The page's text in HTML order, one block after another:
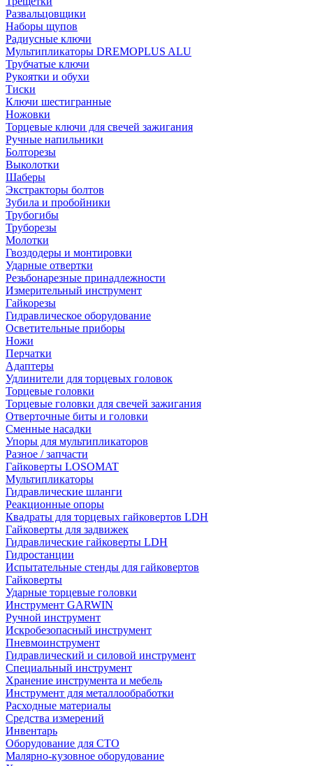
Развальцовщики
Наборы щупов
Радиусные ключи
Мультипликаторы DREMOPLUS ALU
Трубчатые ключи
Рукоятки и обухи
Тиски
Ключи шестигранные
Ножовки
Торцевые ключи для свечей зажигания
Ручные напильники
Болторезы
Выколотки
Шаберы
Экстракторы болтов
Зубила и пробойники
Трубогибы
Труборезы
Молотки
Гвоздодеры и монтировки
Ударные отвертки
Резьбонарезные принадлежности
Измерительный инструмент
Гайкорезы
Гидравлическое оборудование
Осветительные приборы
Ножи
Перчатки
Адаптеры
Удлинители для торцевых головок
Торцевые головки
Торцевые головки для свечей зажигания
Отверточные биты и головки
Сменные насадки
Упоры для мультипликаторов
Разное / запчасти
Гайковерты LOSOMAT
Мультипликаторы
Гидравлические шланги
Реакционные опоры
Квадраты для торцевых гайковертов LDH
Гайковерты для задвижек
Гидравлические гайковерты LDH
Гидростанции
Испытательные стенды для гайковертов
Гайковерты
Ударные торцевые головки
Инструмент GARWIN
Ручной инструмент
Искробезопасный инструмент
Пневмоинструмент
Гидравлический и силовой инструмент
Специальный инструмент
Хранение инструмента и мебель
Инструмент для металлообработки
Расходные материалы
Средства измерений
Инвентарь
Оборудование для СТО
Малярно-кузовное оборудование